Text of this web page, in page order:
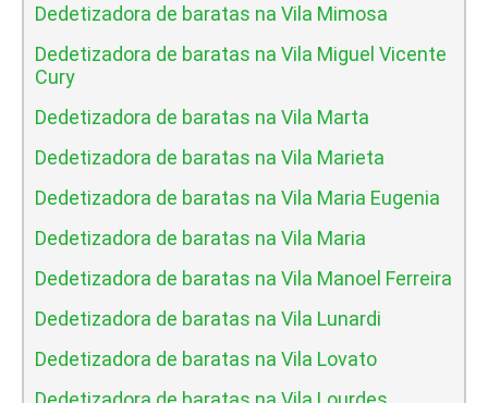
Dedetizadora de baratas na Vila Mimosa
Dedetizadora de baratas na Vila Miguel Vicente
Cury
Dedetizadora de baratas na Vila Marta
Dedetizadora de baratas na Vila Marieta
Dedetizadora de baratas na Vila Maria Eugenia
Dedetizadora de baratas na Vila Maria
Dedetizadora de baratas na Vila Manoel Ferreira
Dedetizadora de baratas na Vila Lunardi
Dedetizadora de baratas na Vila Lovato